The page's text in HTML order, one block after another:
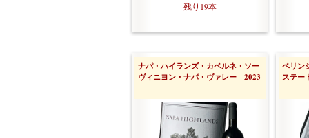
残り19本
ナパ・ハイランズ・カベルネ・ソー
ヴィニヨン・ナパ・ヴァレー 2023
ベリン
ステー